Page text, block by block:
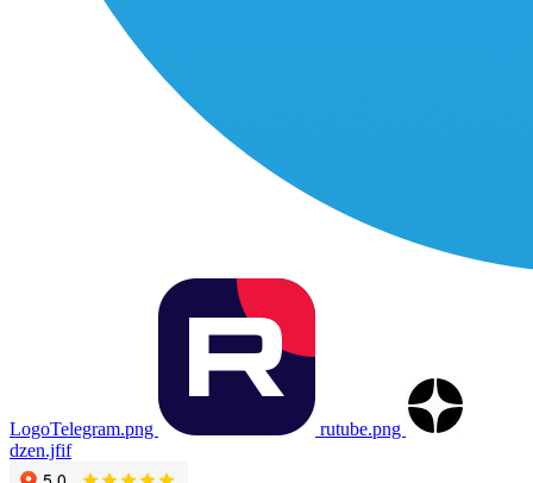
LogoTelegram.png
rutube.png
dzen.jfif